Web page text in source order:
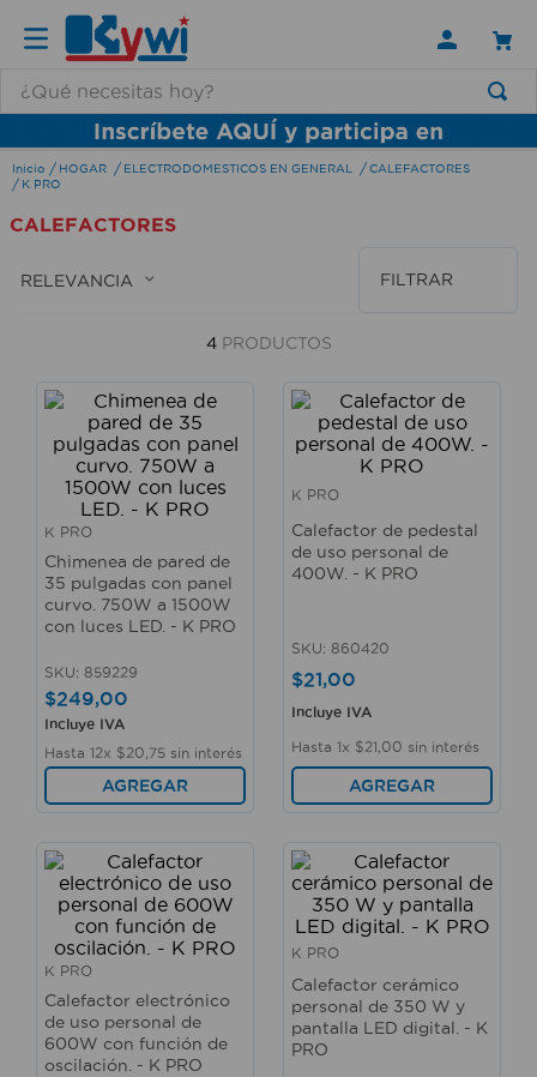
HOGAR ELECTRODOMESTICOS EN GENERAL
CALEFACTORES
K PRO
CALEFACTORES
RELEVANCIA FILTRAR
4 PRODUCTOS
K PRO
Chimenea de pared de
35 pulgadas con panel
curvo. 750W a 1500W
con luces LED. - K PRO
SKU: 859229
$249,00
Incluye IVA
Hasta 12x $20 75 sin interés
AGREGAR
K PRO
Calefactor de pedestal
de uso personal de
400W. - K PRO
SKU: 860420
$21,00
Incluye IVA
Hasta 1x $21 00 sin interés
AGREGAR
K PRO
Calefactor electrónico
de uso personal de
600W con función de
oscilación. - K PRO
K PRO
Calefactor cerámico
personal de 350 W y
pantalla LED digital. - K
PRO
TÉRMINOS MÁS BUSCADOS
1.
lamparas
2.
ducha
.
escritorio
cerradura
aspiradora
lavamanos
taladro